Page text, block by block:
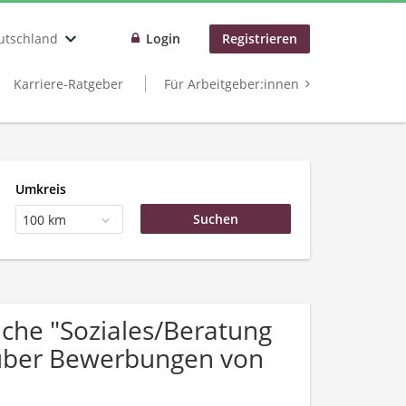
Login Registrieren
Karriere-Ratgeber Für Arbeitgeber:innen
Umkreis
100 km
"Soziales/Beratung
Bewerbungen von